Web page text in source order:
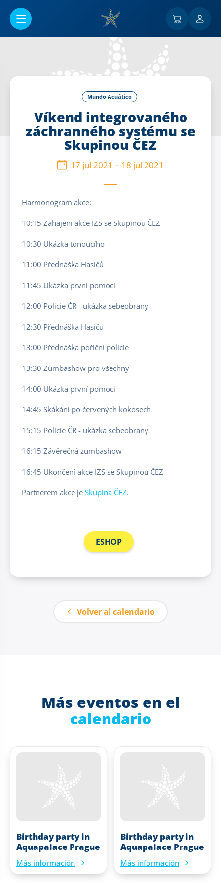
Mundo Acuático
Víkend integrovaného
záchranného systému se
Skupinou ČEZ
17 jul 2021 – 18 jul 2021
Harmonogram akce:
10:15 Zahájení akce IZS se Skupinou ČEZ
10:30 Ukázka tonoucího
11:00 Přednáška Hasičů
11:45 Ukázka první pomoci
12:00 Policie ČR - ukázka sebeobrany
12:30 Přednáška Hasičů
13:00 Přednáška poříční policie
13:30 Zumbashow pro všechny
14:00 Ukázka první pomoci
14:45 Skákání po červených kokosech
15:15 Policie ČR - ukázka sebeobrany
16:15 Závěrečná zumbashow
16:45 Ukončení akce IZS se Skupinou ČEZ
Partnerem akce je Skupina ČEZ.
ESHOP
Volver al calendario
Más eventos en el
calendario
Birthday party in
Aquapalace Prague
Más información
Birthday party in
Aquapalace Prague
Más información